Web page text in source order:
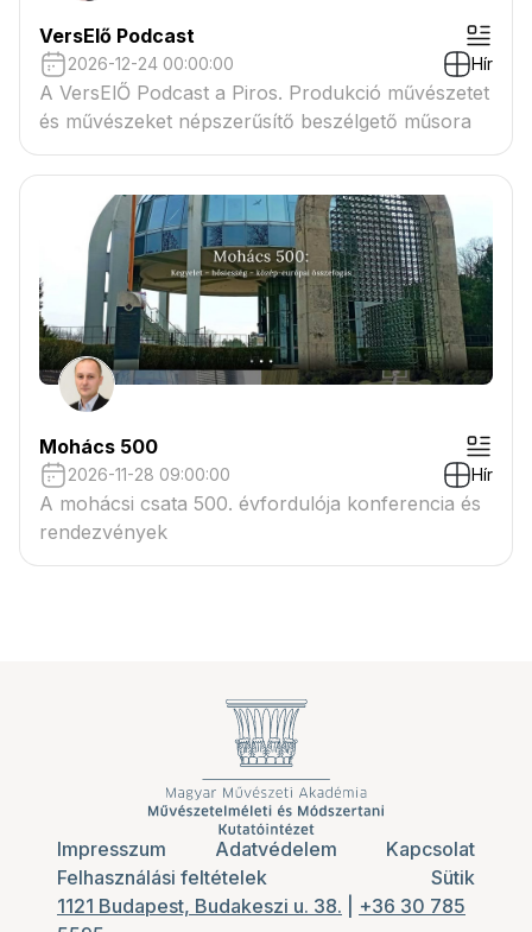
VersElő Podcast
2026-12-24 00:00:00 Hír
A VersElŐ Podcast a Piros. Produkció művészetet
és művészeket népszerűsítő beszélgető műsora
Mohács 500
2026-11-28 09:00:00 Hír
A mohácsi csata 500. évfordulója konferencia és
rendezvények
Impresszum Adatvédelem
Kapcsolat
Felhasználási feltételek
Sütik
1121 Budapest, Budakeszi u. 38.
+36 30 785